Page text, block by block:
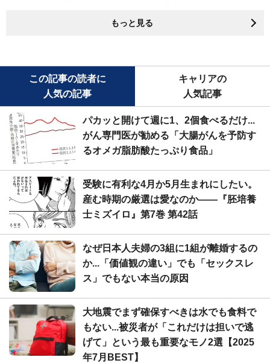
もっと見る
この記事の読者に
人気の記事
キャリアの
人気記事
パカッと開けて週に1、2個食べるだけ...
がん専門医が勧める「大腸がんを予防す
るオメガ脂肪酸たっぷり食品」
受験に有利な4月か5月生まれにしたい。
産む時期の厳選は愛なのか――『胚培養
士ミズイロ』第7巻 第42話
なぜ日本人夫婦の3組に1組が離婚するの
か...「価値観の違い」でも「セックスレ
ス」でもない本当の原因
大地震でまず確保すべきは水でも食料で
もない...被災者が「これだけは担いで逃
げて」という最も重要なモノ2選【2025
年7月BEST】